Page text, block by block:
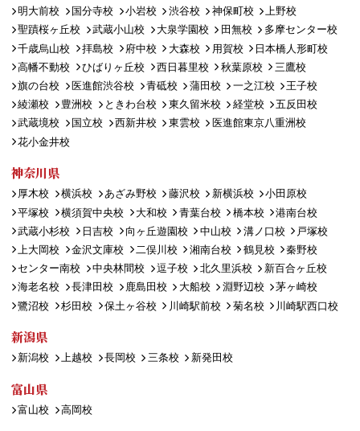
明大前校
国分寺校 小岩校 渋谷校 神保町校
上野校
聖蹟桜ヶ丘校
武蔵小山校 大泉学園校 田無校
多摩センター校
千歳烏山校
拝島校 府中校 大森校 用賀校
日本橋人形町校
高幡不動校
ひばりヶ丘校 西日暮里校 秋葉原校
三鷹校
旗の台校
医進館渋谷校 青砥校 蒲田校 一之江校
王子校
綾瀬校
豊洲校 ときわ台校 東久留米校 経堂校
五反田校
武蔵境校
国立校 西新井校 東雲校
医進館東京八重洲校
花小金井校
神奈川県
厚木校 横浜校 あざみ野校 藤沢校 新横浜校
小田原校
平塚校
横須賀中央校 大和校 青葉台校 橋本校
港南台校
武蔵小杉校
日吉校 向ヶ丘遊園校 中山校 溝ノ口校
戸塚校
上大岡校
金沢文庫校 二俣川校 湘南台校 鶴見校
秦野校
センター南校
中央林間校 逗子校 北久里浜校
新百合ヶ丘校
海老名校
長津田校 鹿島田校 大船校 淵野辺校
茅ヶ崎校
鷺沼校
杉田校 保土ヶ谷校 川崎駅前校 菊名校 川崎駅西口校
新潟県
新潟校 上越校 長岡校 三条校 新発田校
富山県
富山校 高岡校